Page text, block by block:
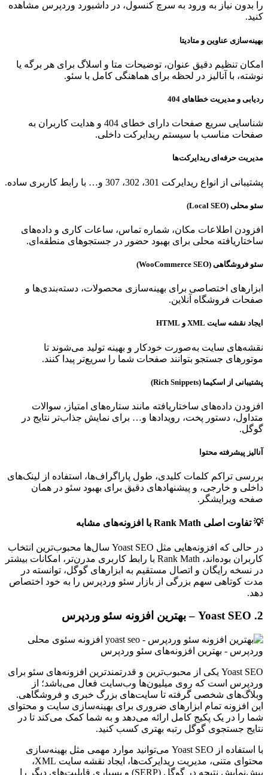
را بدون نیاز به ورود به سرچ کنسول، در داشبورد وردپرس مشاهده
کنید.
بهینه‌سازی عناوین و متادیتا
امکان تنظیم دقیق عنوان، توضیحات متا و اسلاگ برای هر برگه یا
نوشته، با آنالیز در لحظه برای هماهنگی کامل با سئو.
ردیابی و مدیریت خطاهای 404
شناسایی سریع صفحات دارای خطای 404 و هدایت کاربران به
صفحات مناسب با سیستم ریدایرکت داخلی.
مدیریت حرفه‌ای ریدایرکت‌ها
پشتیبانی از انواع ریدایرکت 301، 302، 307 و… با رابط کاربری ساده.
سئو محلی (Local SEO)
افزودن اطلاعات مکان، شماره تماس، ساعات کاری و داده‌های
ساختاریافته محلی برای بهبود حضور در جستجوهای منطقه‌ای.
سئو فروشگاهی (WooCommerce SEO)
ابزارهای اختصاصی برای بهینه‌سازی محصولات، دسته‌بندی‌ها و
صفحات فروشگاه آنلاین.
ایجاد نقشه سایت XML و HTML
نقشه‌های سایت به‌صورت خودکار و بهینه تولید می‌شوند تا
موتورهای جستجو بتوانند صفحات شما را سریع‌تر پیدا کنند.
پشتیبانی از اسکیما (Rich Snippets)
افزودن داده‌های ساختاریافته مانند ستاره‌های امتیاز، سوالات
متداول، دستور پخت، رویدادها و… برای نمایش جذاب‌تر نتایج در
گوگل.
آنالیز پیشرفته محتوا
بررسی تراکم کلمات کلیدی، طول پاراگراف‌ها، استفاده از لینک‌های
داخلی و خارجی، و پیشنهادهای دقیق برای بهبود سئو در همان
صفحه ویرایشگر.
💡 تفاوت اصلی Rank Math با افزونه‌های مشابه
در حالی که افزونه‌هایی مثل Yoast SEO سال‌ها محبوب‌ترین انتخاب
کاربران بوده‌اند، Rank Math با رابط کاربری مدرن‌تر، امکانات بیشتر
در نسخه رایگان و اتصال مستقیم به ابزارهای گوگل، توانسته در
مدت کوتاهی سهم بزرگی از بازار سئو وردپرس را به خود اختصاص
دهد.
2. Yoast SEO – بهترین افزونه سئو وردپرس
Yoast SEO یکی از محبوب‌ترین و قدرتمندترین افزونه‌های سئو برای
وردپرس است که روی میلیون‌ها وب‌سایت فعال می‌باشد؛ از
وبلاگ‌های شخصی گرفته تا سایت‌های بزرگ خبری و فروشگاهی.
این افزونه تمام ابزارهای ضروری برای بهینه‌سازی سایت و محتوای
شما را در یک پکیج کامل ارائه می‌دهد و به شما کمک می‌کند تا در
نتایج جستجوی گوگل رتبه بهتری کسب کنید.
با استفاده از Yoast SEO می‌توانید موارد مهمی مثل بهینه‌سازی
محتوای متنی، مدیریت ریدایرکت‌ها، ایجاد نقشه سایت XML،
پیش‌نمایش نتیجه در گوگل (SERP) و بسیاری قابلیت‌های دیگر را